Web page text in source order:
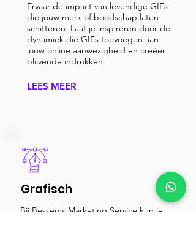
Ervaar de impact van levendige GIFs
die jouw merk of boodschap laten
schitteren. Laat je inspireren door de
dynamiek die GIFs toevoegen aan
jouw online aanwezigheid en creëer
blijvende indrukken.
LEES MEER
Grafisch
Bij Bessems Marketing Service kun je